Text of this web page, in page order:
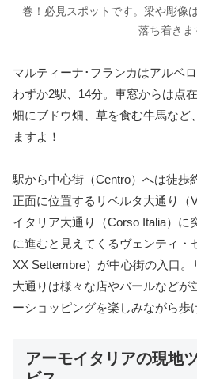
巻！必見スポットです。梁や彫像
落ち着きま
マルティーナ･フランカはアルベ
わずか2駅、14分。車窓からは点
畑にブドウ畑、草を食む牛馬など
ますよ！
駅から中心街（Centro）へは徒歩
正面に位置するリベルタ大通り（
イタリア大通り（Corso Italia）に
に進むと見えてくるヴェンティ・
XX Settembre）が中心街の入口
大通りは様々な店やバールなどが
ーショッピングを楽しみながら歩
アーモイタリアの現地